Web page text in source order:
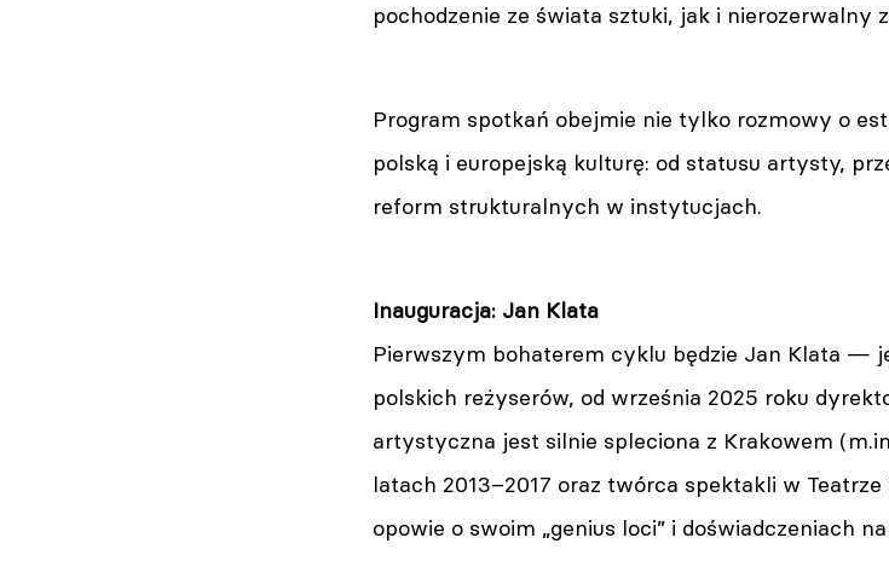
pochodzenie ze świata sztuki, jak i nierozerwalny
Program spotkań obejmie nie tylko rozmowy o
polską i europejską kulturę: od statusu artysty,
reform strukturalnych w instytucjach.
Inauguracja: Jan Klata
Pierwszym bohaterem cyklu będzie Jan Klata —
polskich reżyserów, od września 2025 roku
artystyczna jest silnie spleciona z Krakowem
latach 2013–2017 oraz twórca spektakli w
opowie o swoim „genius loci” i doświadczeniach